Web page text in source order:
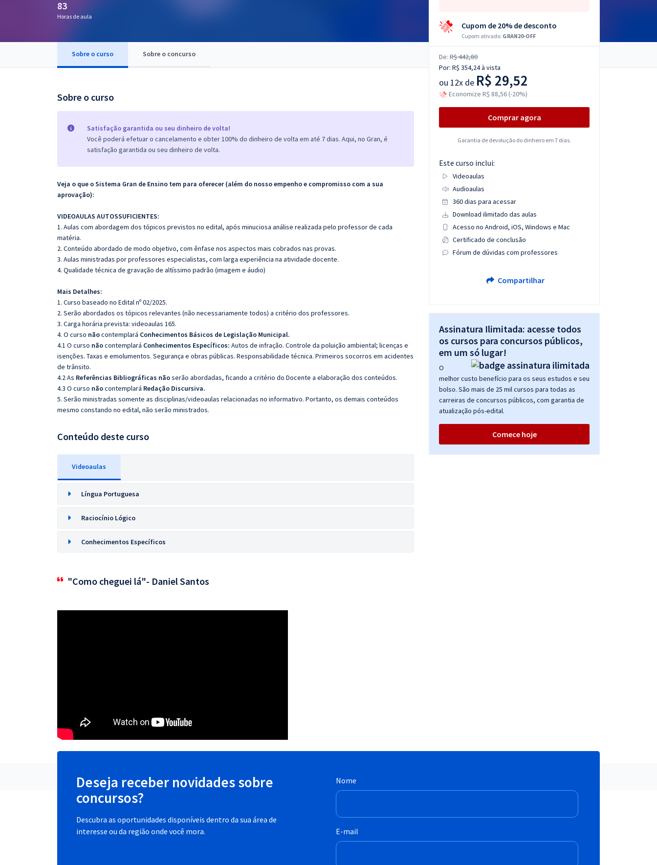
Questões grátis
83
Horas de aula
Sobre o curso Sobre o concurso
Sobre o curso
Satisfação garantida ou seu dinheiro de volta!
Você poderá efetuar o cancelamento e obter 100% do dinheiro de volta em até 7 dias. Aqui, no Gran, é
satisfação garantida ou seu dinheiro de volta.
Veja o que o Sistema Gran de Ensino tem para oferecer (além do nosso empenho e compromisso com a sua
aprovação):
VIDEOAULAS AUTOSSUFICIENTES:
1. Aulas com abordagem dos tópicos previstos no edital, após minuciosa análise realizada pelo professor de cada
matéria.
2. Conteúdo abordado de modo objetivo, com ênfase nos aspectos mais cobrados nas provas.
3. Aulas ministradas por professores especialistas, com larga experiência na atividade docente.
4. Qualidade técnica de gravação de altíssimo padrão (imagem e áudio)
Mais Detalhes:
1. Curso baseado no Edital nº 02/2025.
2. Serão abordados os tópicos relevantes (não necessariamente todos) a critério dos professores.
3. Carga horária prevista: videoaulas 165.
4. O curso nãocontemplará Conhecimentos Básicos de Legislação Municipal.
4.1 O curso nãocontemplará Conhecimentos Específicos: Autos de infração. Controle da poluição ambiental; licenças e
isenções. Taxas e emolumentos. Segurança e obras públicas. Responsabilidade técnica. Primeiros socorros em acidentes
de trânsito.
4.2 As Referências Bibliográficas nãoserão abordadas, ficando a critério do Docente a elaboração dos conteúdos.
4.3 O curso nãocontemplará Redação Discursiva.
5. Serão ministradas somente as disciplinas/videoaulas relacionadas no informativo. Portanto, os demais conteúdos
mesmo constando no edital, não serão ministrados.
Conteúdo deste curso
Videoaulas
Língua Portuguesa
Raciocínio Lógico
Conhecimentos Específicos
"Como cheguei lá"- Daniel Santos
Cupom de 20% de desconto
Cupom ativado: GRAN20-OFF
De: R$ 442,80
Por: R$ 354,24à vista
ou 12x de R$ 29,52
Economize R$ 88,56 (-20%)
Comprar agora
Garantia de devolução do dinheiro em 7 dias.
Este curso inclui:
Videoaulas
Audioaulas
360 dias para acessar
Download ilimitado das aulas
Acesso no Android, iOS, Windows e Mac
Certificado de conclusão
Fórum de dúvidas com professores
Compartilhar
Assinatura Ilimitada: acesse todos
os cursos para concursos públicos,
em um só lugar!
O
melhor custo benefício para os seus estudos e seu
bolso. São mais de 25 mil cursos para todas as
carreiras de concursos públicos, com garantia de
atualização pós-edital.
Comece hoje
Deseja receber novidades sobre
concursos?
Descubra as oportunidades disponíveis dentro da sua área de
interesse ou da região onde você mora.
Nome
E-mail